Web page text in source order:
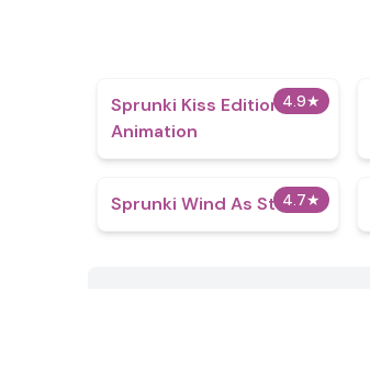
4.9★
Sprunki Kiss Edition New
Animation
4.7★
Sprunki Wind As Storm